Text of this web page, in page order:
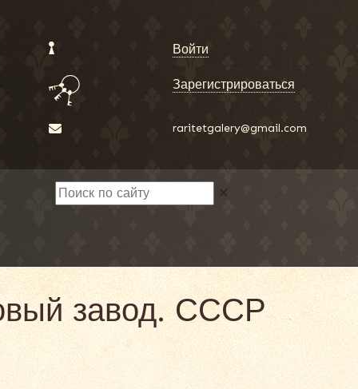
Войти
Зарегистрироваться
raritetgalery@gmail.com
✕
завод. СССР